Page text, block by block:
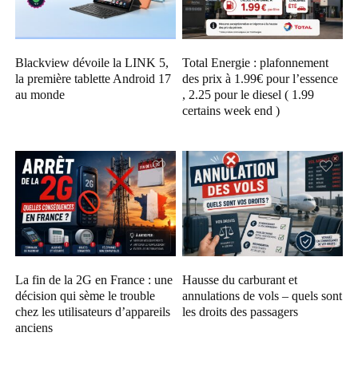
Blackview dévoile la LINK 5,
la première tablette Android 17
au monde
Total Energie : plafonnement
des prix à 1.99€ pour l’essence
, 2.25 pour le diesel ( 1.99
certains week end )
La fin de la 2G en France : une
décision qui sème le trouble
chez les utilisateurs d’appareils
anciens
Hausse du carburant et
annulations de vols – quels sont
les droits des passagers